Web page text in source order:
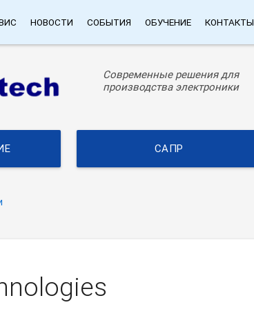
НОВОСТИ СОБЫТИЯ ОБУЧЕНИЕ КОНТАКТЫ
Современные решения для
производства электроники
САПР